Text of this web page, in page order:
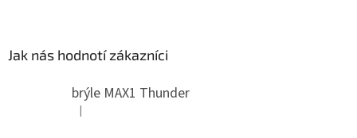
Jak nás hodnotí zákazníci
brýle MAX1 Thunder
Hodnocení produktu je 5 z 5 hvězdiček.
|